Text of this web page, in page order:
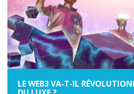
LE WEB3 VA-T-IL